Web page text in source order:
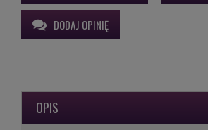
DODAJ OPINIĘ
OPIS